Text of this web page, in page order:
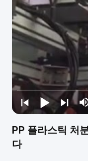
PP 플라스틱 처
다